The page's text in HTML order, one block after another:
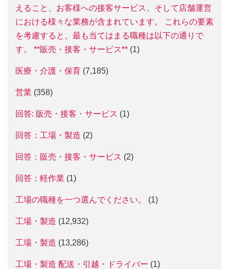
えること、お客様への接客サービス、そして店舗運営
における様々な業務が含まれています。 これらの要素
を考慮すると、最も当てはまる職種は以下の通りで
す。 **販売・接客・サービス** (1)
医療・介護・保育 (7,185)
営業 (358)
回答: 販売・接客・サービス (1)
回答：工場・製造 (2)
回答：販売・接客・サービス (2)
回答：軽作業 (1)
工場の職種を一つ選んでください。 (1)
工場・製造 (12,932)
工場・製造 (13,286)
工場・製造 配送・引越・ドライバー (1)